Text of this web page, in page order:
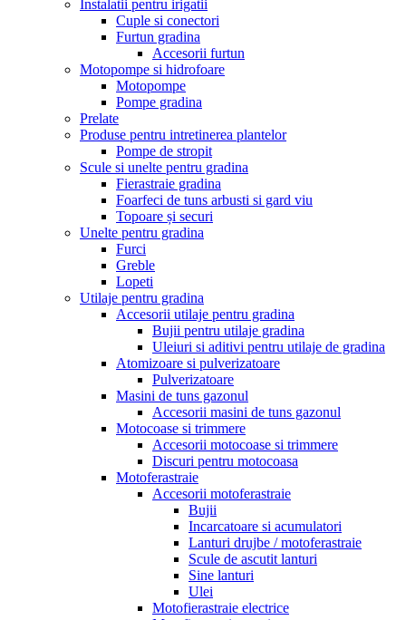
Instalatii pentru irigatii
Cuple si conectori
Furtun gradina
Accesorii furtun
Motopompe si hidrofoare
Motopompe
Pompe gradina
Prelate
Produse pentru intretinerea plantelor
Pompe de stropit
Scule si unelte pentru gradina
Fierastraie gradina
Foarfeci de tuns arbusti si gard viu
Topoare și securi
Unelte pentru gradina
Furci
Greble
Lopeti
Utilaje pentru gradina
Accesorii utilaje pentru gradina
Bujii pentru utilaje gradina
Uleiuri si aditivi pentru utilaje de gradina
Atomizoare si pulverizatoare
Pulverizatoare
Masini de tuns gazonul
Accesorii masini de tuns gazonul
Motocoase si trimmere
Accesorii motocoase si trimmere
Discuri pentru motocoasa
Motoferastraie
Accesorii motoferastraie
Bujii
Incarcatoare si acumulatori
Lanturi drujbe / motoferastraie
Scule de ascutit lanturi
Sine lanturi
Ulei
Motofierastraie electrice